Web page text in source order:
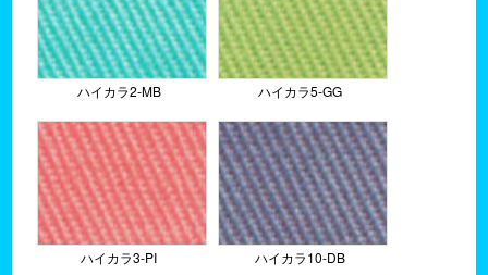
ハイカラ2-MB ハイカラ5-GG
ハイカラ3-PI ハイカラ10-DB